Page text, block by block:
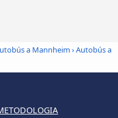
a Mannheim ›Autobús a